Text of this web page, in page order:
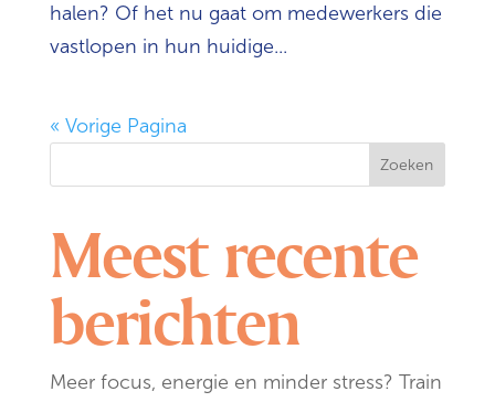
halen? Of het nu gaat om medewerkers die
vastlopen in hun huidige...
« Vorige Pagina
Zoeken
Meest recente
berichten
Meer focus, energie en minder stress? Train